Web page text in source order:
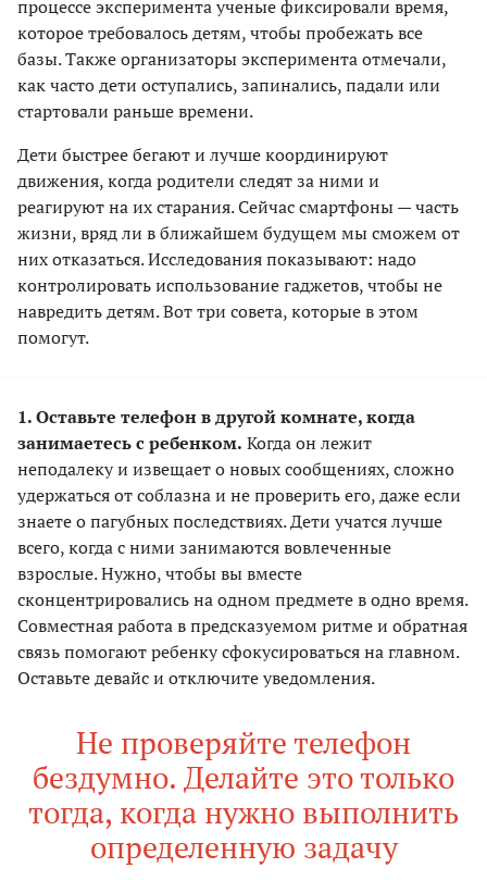
процессе эксперимента ученые фиксировали время,
которое требовалось детям, чтобы пробежать все
базы. Также организаторы эксперимента отмечали,
как часто дети оступались, запинались, падали или
стартовали раньше времени.
Дети быстрее бегают и лучше координируют
движения, когда родители следят за ними и
реагируют на их старания. Сейчас смартфоны — часть
жизни, вряд ли в ближайшем будущем мы сможем от
них отказаться. Исследования показывают: надо
контролировать использование гаджетов, чтобы не
навредить детям. Вот три совета, которые в этом
помогут.
1. Оставьте телефон в другой комнате, когда
занимаетесь с ребенком. Когда он лежит
неподалеку и извещает о новых сообщениях, сложно
удержаться от соблазна и не проверить его, даже если
знаете о пагубных последствиях. Дети учатся лучше
всего, когда с ними занимаются вовлеченные
взрослые. Нужно, чтобы вы вместе
сконцентрировались на одном предмете в одно время.
Совместная работа в предсказуемом ритме и обратная
связь помогают ребенку сфокусироваться на главном.
Оставьте девайс и отключите уведомления.
Не проверяйте телефон
бездумно. Делайте это только
тогда, когда нужно выполнить
определенную задачу